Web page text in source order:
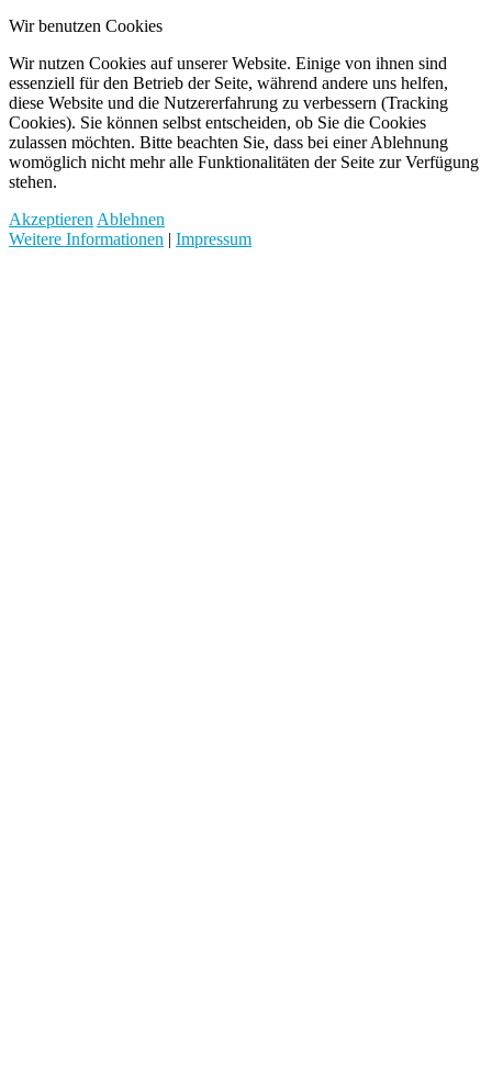
Wir benutzen Cookies
Wir nutzen Cookies auf unserer Website. Einige von ihnen sind
essenziell für den Betrieb der Seite, während andere uns helfen,
diese Website und die Nutzererfahrung zu verbessern (Tracking
Cookies). Sie können selbst entscheiden, ob Sie die Cookies
zulassen möchten. Bitte beachten Sie, dass bei einer Ablehnung
womöglich nicht mehr alle Funktionalitäten der Seite zur Verfügung
stehen.
AkzeptierenAblehnen
Weitere Informationen | Impressum